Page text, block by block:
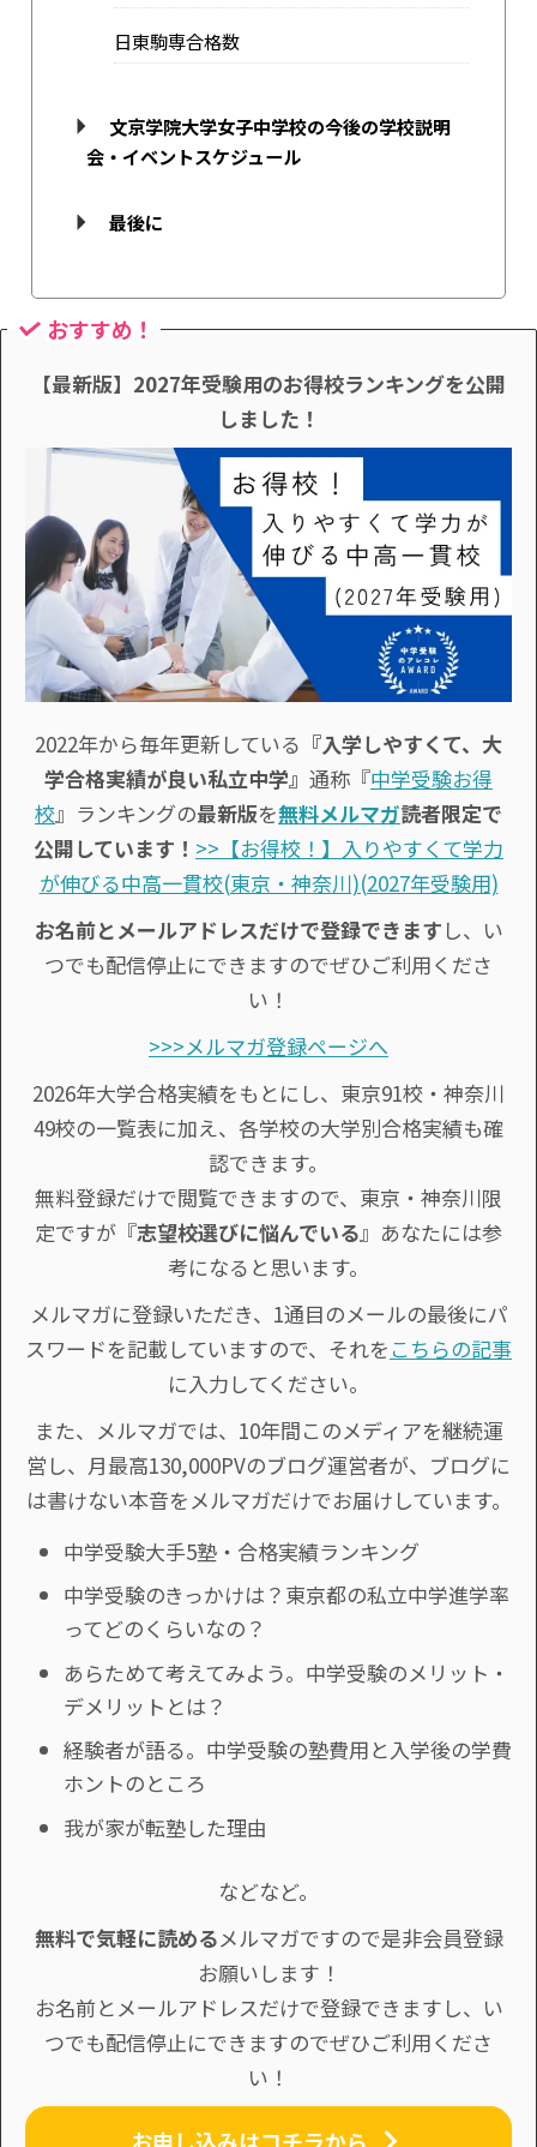
日東駒専合格数
文京学院大学女子中学校の今後の学校説明
会・イベントスケジュール
最後に
おすすめ！
【最新版】2027年受験用のお得校ランキングを公開
しました！
2022年から毎年更新している 『入学しやすくて、大
学合格実績が良い私立中学』 通称『中学受験お得
校』ランキングの最新版を無料メルマガ読者限定で
公開しています！ >>【お得校！】入りやすくて学力
が伸びる中高一貫校(東京・神奈川)(2027年受験用)
お名前とメールアドレスだけで登録できます し、い
つでも配信停止にできますのでぜひご利用くださ
い！
>>>メルマガ登録ページへ
2026年大学合格実績をもとにし、東京91校・神奈川
49校の一覧表に加え、各学校の大学別合格実績も確
認できます。
無料登録だけで閲覧できますので、東京・神奈川限
定ですが『志望校選びに悩んでいる』あなたには参
考になると思います。
メルマガに登録いただき、1通目のメールの最後にパ
スワードを記載していますので、それを こちらの記事
に入力してください。
また、メルマガでは、10年間このメディアを継続運
営し、月最高130,000PVのブログ運営者が、ブログに
は書けない本音をメルマガだけでお届けしています。
中学受験大手5塾・合格実績ランキング
中学受験のきっかけは？東京都の私立中学進学率
ってどのくらいなの？
あらためて考えてみよう。中学受験のメリット・
デメリットとは？
経験者が語る。中学受験の塾費用と入学後の学費
ホントのところ
我が家が転塾した理由
などなど。
無料で気軽に読めるメルマガですので是非会員登録
お願いします！
お名前とメールアドレスだけで登録できますし、い
つでも配信停止にできますのでぜひご利用くださ
い！